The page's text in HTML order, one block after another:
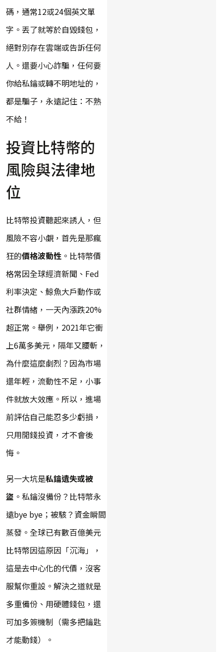
碼，通常12或24個英文單
字。丟了就等於自毀錢包，
絕對別存在雲端或告訴任何
人。還要小心詐騙，任何要
你給私鑰或轉不明地址的，
都是騙子，永遠記住：不熟
不給！
投資比特幣的
風險與法律地
位
比特幣投資聽起來誘人，但
風險不容小覷，首先是那瘋
狂的價格波動性 。比特幣價
格常因全球經濟新聞、Fed
利率決定、鯨魚大戶動作或
社群情緒，一天內漲跌20%
超正常。舉例，2021年它衝
上6萬多美元，隔年又腰斬，
為什麼這麼劇烈？因為市場
還年輕，流動性不足，小事
件就放大效應。所以，進場
前評估自己能忍多少虧損，
只用閒錢投資，才不會後
悔。
另一大坑是私鑰遺失或被
盜 。私鑰沒備份？比特幣永
遠bye bye；被駭？資金瞬間
蒸發。全球已有數百億美元
比特幣因這原因「沉海」，
這是去中心化的代價，沒客
服幫你重設。解決之道就是
多重備份、用硬體錢包，還
可加多簽機制（需多把鑰匙
才能動錢）。